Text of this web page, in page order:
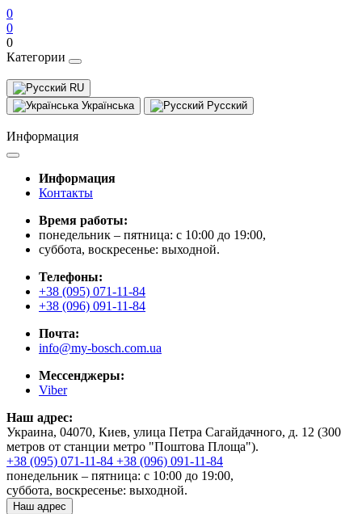
0
0
0
Категории
RU
Українська
Русский
Информация
Информация
Контакты
Время работы:
понедельник – пятница: с 10:00 до 19:00,
суббота, воскресенье: выходной.
Телефоны:
+38 (095) 071-11-84
+38 (096) 091-11-84
Почта:
info@my-bosch.com.ua
Мессенджеры:
Viber
Наш адрес:
Украина, 04070, Киев, улица Петра Сагайдачного, д. 12 (300
метров от станции метро "Поштова Площа").
+38 (095) 071-11-84 +38 (096) 091-11-84
понедельник – пятница: с 10:00 до 19:00,
суббота, воскресенье: выходной.
Наш адрес